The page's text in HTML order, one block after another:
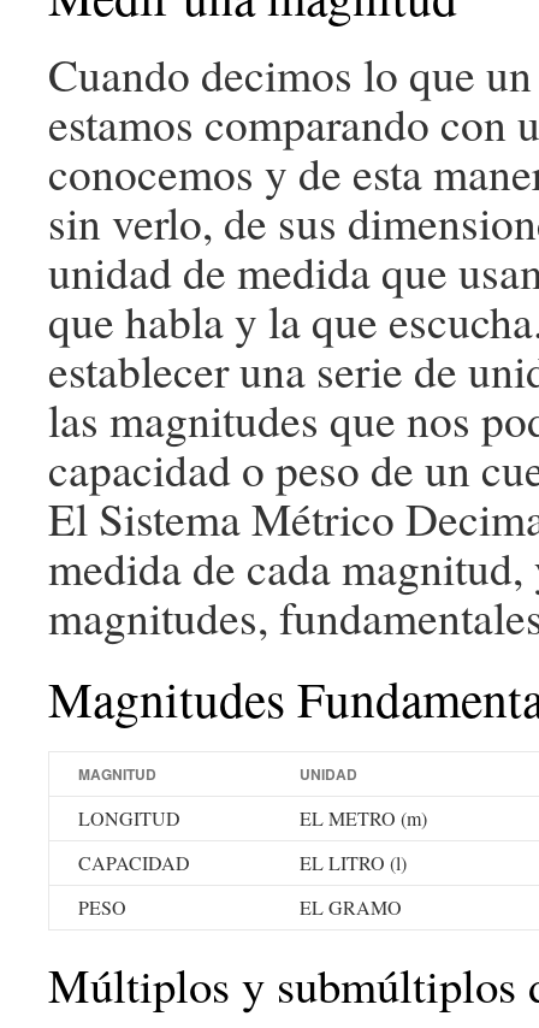
Cuando decimos lo que
estamos comparando con
conocemos y de esta
sin verlo, de sus
unidad de medida que
que habla y la que
establecer una serie de
las magnitudes que nos
capacidad o peso de un
El Sistema Métrico
medida de cada
magnitudes,
Magnitudes
MAGNITUD UNIDAD
LONGITUD
EL METRO (m)
CAPACIDAD
EL LITRO (l)
PESO
EL GRAMO
Múltiplos y submúltiplos